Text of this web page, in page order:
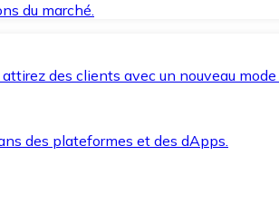
du marché.
des clients avec un nouveau
des plateformes et des dApps.